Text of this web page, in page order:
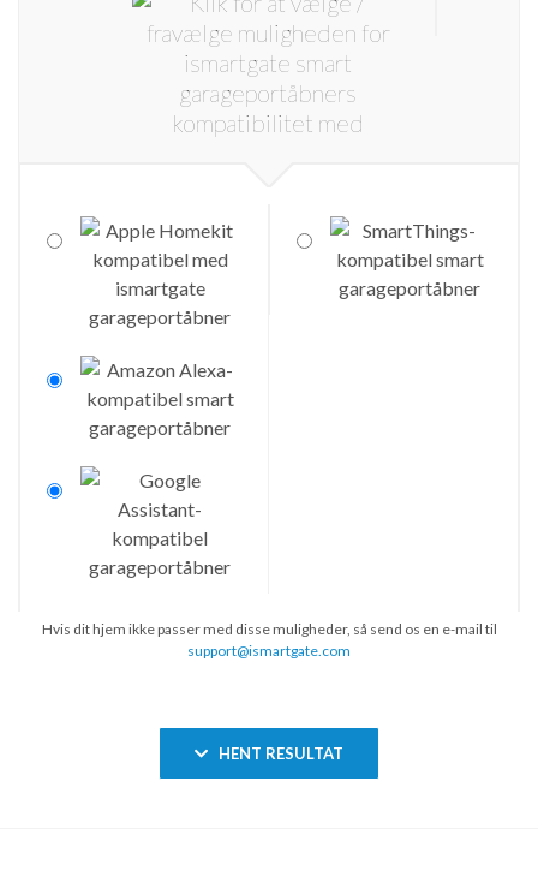
Hvis dit hjem ikke passer med disse muligheder, så send os en e-mail til
support@ismartgate.com
HENT RESULTAT